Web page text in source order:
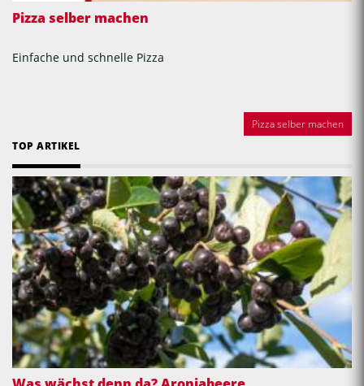
Pizza selber machen
Einfache und schnelle Pizza
Pizza selber machen
TOP ARTIKEL